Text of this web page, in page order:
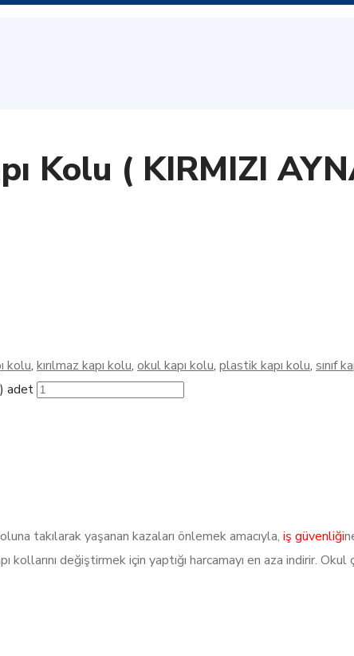
Kolu ( KIRMIZI
kolu, kırılmaz kapı kolu, okul kapı kolu, plastik kapı kolu, sınıf
adet
takılarak yaşanan kazaları önlemek amacıyla, iş güvenliği
değiştirmek için yaptığı harcamayı en aza indirir. Okul